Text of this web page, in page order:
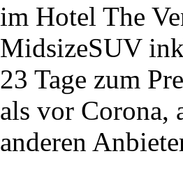
im Hotel The
MidsizeSUV
23 Tage zum
als vor Corona,
anderen